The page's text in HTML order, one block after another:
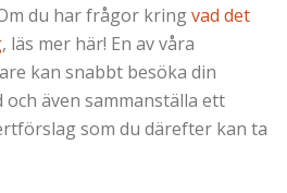
du har frågor kringvad det
, läs mer här! En av våra
kan snabbt besöka din
även sammanställa ett
som du därefter kan ta